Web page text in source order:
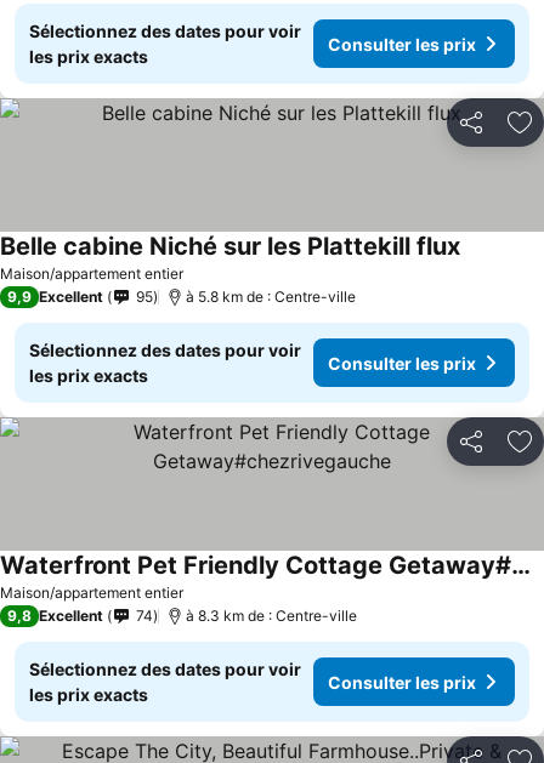
Sélectionnez des dates pour voir
les prix exacts
Consulter les prix
Partager
Maison/appartement entier
Belle cabine Niché sur les Plattekill flux
9,9 Excellent 95 à 5.8 km de : Centre-ville
Sélectionnez des dates pour voir
les prix exacts
Consulter les prix
Partager
Maison/appartement entier
Waterfront Pet Friendly Cottage Getaway#chezrivegauche
9,8 Excellent 74 à 8.3 km de : Centre-ville
Sélectionnez des dates pour voir
les prix exacts
Consulter les prix